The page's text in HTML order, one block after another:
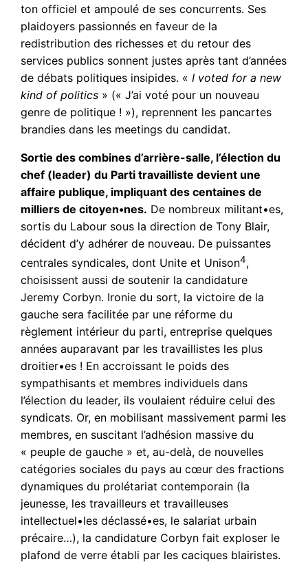
ton officiel et ampoulé de ses concurrents. Ses
plaidoyers passionnés en faveur de la
redistribution des richesses et du retour des
services publics sonnent justes après tant d’années
de débats politiques insipides. « I voted for a new
kind of politics » (« J’ai voté pour un nouveau
genre de politique ! »), reprennent les pancartes
brandies dans les meetings du candidat.
Sortie des combines d’arrière-salle, l’élection du
chef (leader) du Parti travailliste devient une
affaire publique, impliquant des centaines de
milliers de citoyen•nes. De nombreux militant•es,
sortis du Labour sous la direction de Tony Blair,
décident d’y adhérer de nouveau. De puissantes
centrales syndicales, dont Unite et Unison4,
choisissent aussi de soutenir la candidature
Jeremy Corbyn. Ironie du sort, la victoire de la
gauche sera facilitée par une réforme du
règlement intérieur du parti, entreprise quelques
années auparavant par les travaillistes les plus
droitier•es ! En accroissant le poids des
sympathisants et membres individuels dans
l’élection du leader, ils voulaient réduire celui des
syndicats. Or, en mobilisant massivement parmi les
membres, en suscitant l’adhésion massive du
« peuple de gauche » et, au-delà, de nouvelles
catégories sociales du pays au cœur des fractions
dynamiques du prolétariat contemporain (la
jeunesse, les travailleurs et travailleuses
intellectuel•les déclassé•es, le salariat urbain
précaire…), la candidature Corbyn fait exploser le
plafond de verre établi par les caciques blairistes.